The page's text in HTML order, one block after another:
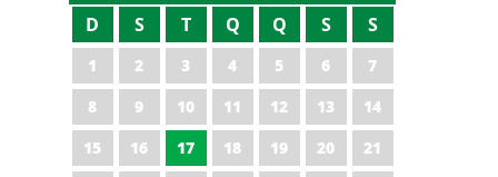
D S T Q Q S S
1 2 3 4 5 6
7
8
9 10 11 12 13
14
15
16 17 18 19 20
21